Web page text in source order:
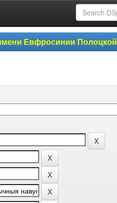
Евфросинии Полоцкой